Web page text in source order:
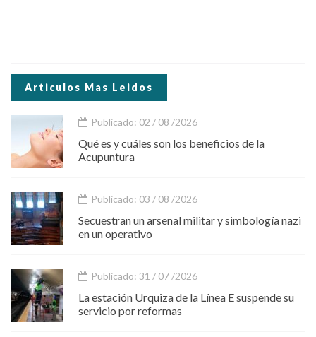
Articulos Mas Leidos
Publicado: 02 / 08 /2026
Qué es y cuáles son los beneficios de la
Acupuntura
Publicado: 03 / 08 /2026
Secuestran un arsenal militar y simbología nazi
en un operativo
Publicado: 31 / 07 /2026
La estación Urquiza de la Línea E suspende su
servicio por reformas